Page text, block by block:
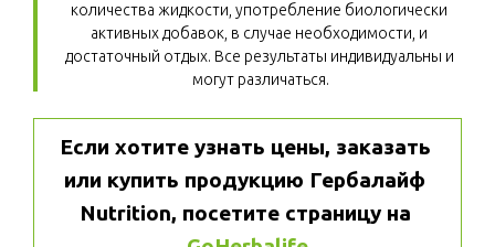
количества жидкости, употребление биологически
активных добавок, в случае необходимости, и
достаточный отдых. Все результаты индивидуальны и
могут различаться.
Если хотите узнать цены, заказать
или купить продукцию Гербалайф